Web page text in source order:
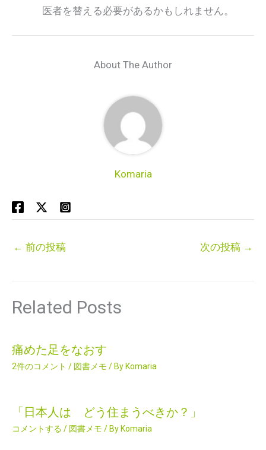
医者を替える必要があるかもしれません。
About The Author
Komaria
← 前の投稿 次の投稿 →
Related Posts
痛めた足をなおす
2件のコメント / 図書メモ / By Komaria
「日本人は どう住まうべきか？」
コメントする / 図書メモ / By Komaria